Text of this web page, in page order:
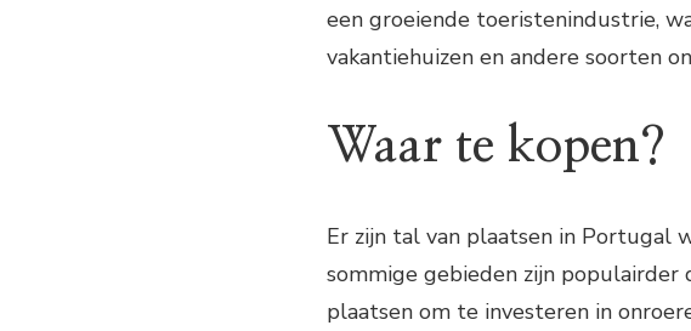
een groeiende toeristenindustrie,
vakantiehuizen en andere soorten
Waar te kopen?
Er zijn tal van plaatsen in Portugal
sommige gebieden zijn populairder
plaatsen om te investeren in